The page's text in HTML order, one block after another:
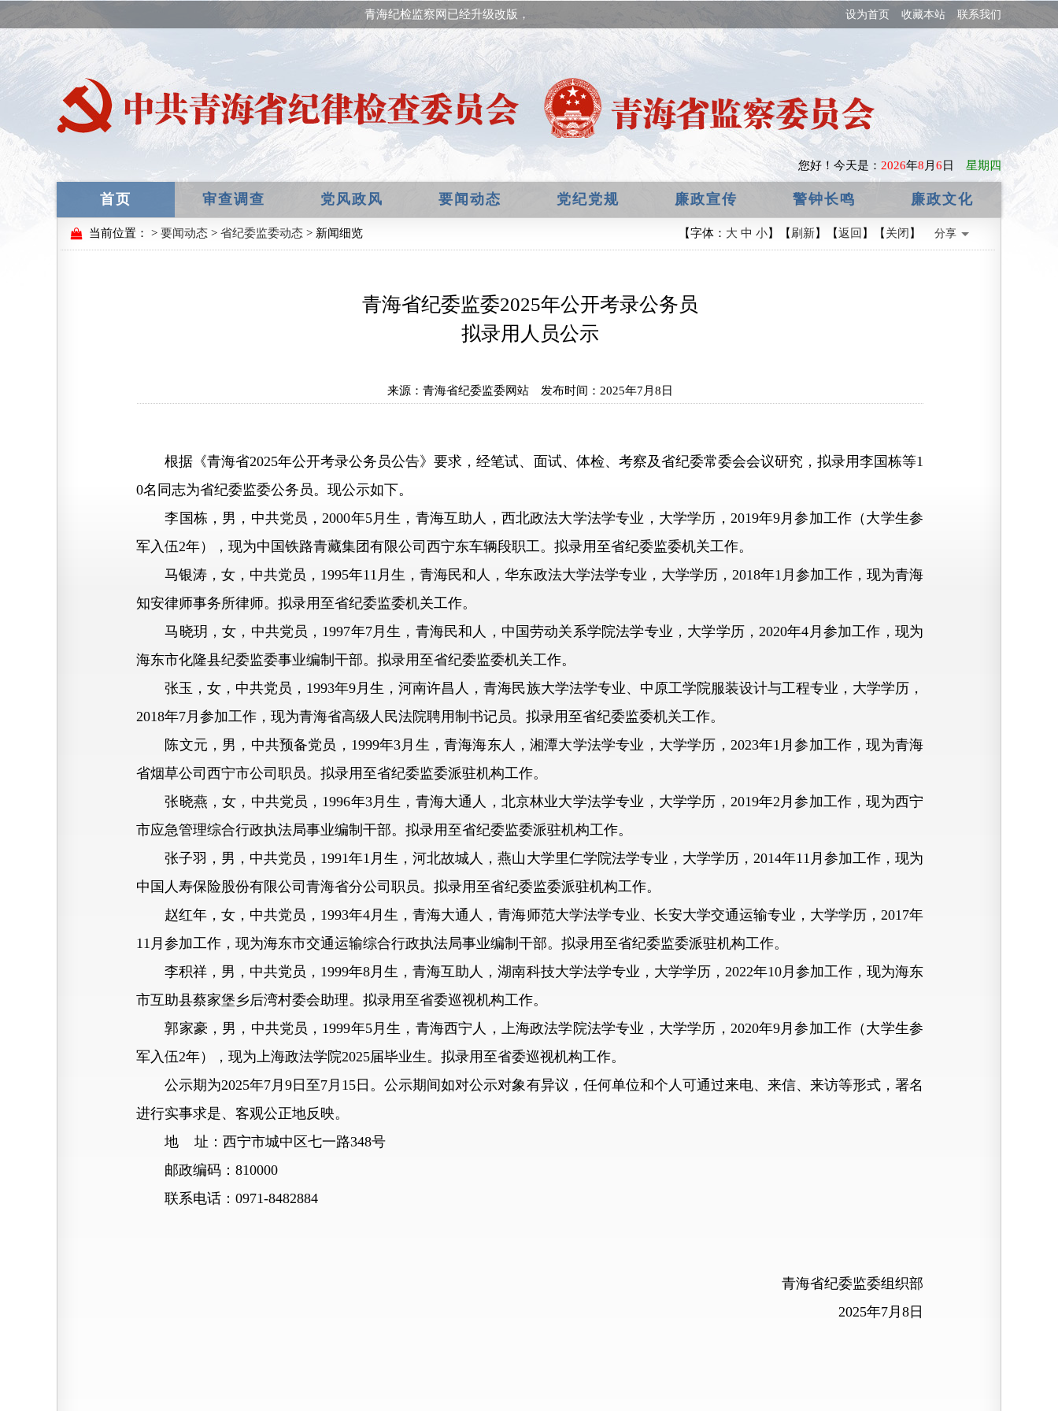
青海纪检监察网已经升级改版，欢迎提出宝贵意见！ 设为首页 收藏本站 联系我们
您好！ 今天是： 2026年8 月 6 日 星期四
首页 审查调查 党风政风 要闻动态 党纪党规 廉政宣传 警钟长鸣 廉政文化
当前位置： > 要闻动态 > 省纪委监委动态 > 新闻细览 【字体： 大 中 小】【刷新】【返回 】【关闭 】 分享
青海省纪委监委2025年公开考录公务员
拟录用人员公示
来源： 青海省纪委监委网站发布时间： 2025年7月8日
根据《青海省2025年公开考录公务员公告》要求，经笔试、面试、体检、考察及省纪委常委会会议研究，拟录用李国栋等1
0名同志为省纪委监委公务员。现公示如下。
李国栋，男，中共党员，2000年5月生，青海互助人，西北政法大学法学专业，大学学历，2019年9月参加工作（大学生参
军入伍2年），现为中国铁路青藏集团有限公司西宁东车辆段职工。拟录用至省纪委监委机关工作。
马银涛，女，中共党员，1995年11月生，青海民和人，华东政法大学法学专业，大学学历，2018年1月参加工作，现为青海
知安律师事务所律师。拟录用至省纪委监委机关工作。
马晓玥，女，中共党员，1997年7月生，青海民和人，中国劳动关系学院法学专业，大学学历，2020年4月参加工作，现为
海东市化隆县纪委监委事业编制干部。拟录用至省纪委监委机关工作。
张玉，女，中共党员，1993年9月生，河南许昌人，青海民族大学法学专业、中原工学院服装设计与工程专业，大学学历，
2018年7月参加工作，现为青海省高级人民法院聘用制书记员。拟录用至省纪委监委机关工作。
陈文元，男，中共预备党员，1999年3月生，青海海东人，湘潭大学法学专业，大学学历，2023年1月参加工作，现为青海
省烟草公司西宁市公司职员。拟录用至省纪委监委派驻机构工作。
张晓燕，女，中共党员，1996年3月生，青海大通人，北京林业大学法学专业，大学学历，2019年2月参加工作，现为西宁
市应急管理综合行政执法局事业编制干部。拟录用至省纪委监委派驻机构工作。
张子羽，男，中共党员，1991年1月生，河北故城人，燕山大学里仁学院法学专业，大学学历，2014年11月参加工作，现为
中国人寿保险股份有限公司青海省分公司职员。拟录用至省纪委监委派驻机构工作。
赵红年，女，中共党员，1993年4月生，青海大通人，青海师范大学法学专业、长安大学交通运输专业，大学学历，2017年
11月参加工作，现为海东市交通运输综合行政执法局事业编制干部。拟录用至省纪委监委派驻机构工作。
李积祥，男，中共党员，1999年8月生，青海互助人，湖南科技大学法学专业，大学学历，2022年10月参加工作，现为海东
市互助县蔡家堡乡后湾村委会助理。拟录用至省委巡视机构工作。
郭家豪，男，中共党员，1999年5月生，青海西宁人，上海政法学院法学专业，大学学历，2020年9月参加工作（大学生参
军入伍2年），现为上海政法学院2025届毕业生。拟录用至省委巡视机构工作。
公示期为2025年7月9日至7月15日。公示期间如对公示对象有异议，任何单位和个人可通过来电、来信、来访等形式，署名
进行实事求是、客观公正地反映。
地 址：西宁市城中区七一路348号
邮政编码：810000
联系电话：0971-8482884
青海省纪委监委组织部
2025年7月8日